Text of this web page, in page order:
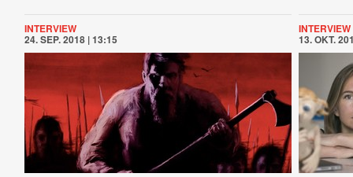
INTERVIEW
24. SEP. 2018 | 13:15
INTERVIEW
13. OKT.